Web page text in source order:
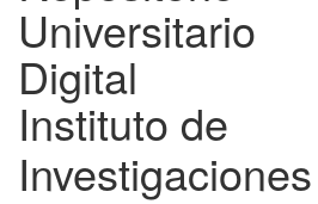
Universitario
Digital
Instituto de